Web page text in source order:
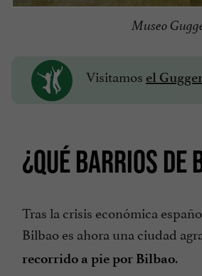
Museo
Visitamos el
¿QUÉ BARRIOS DE
Tras la crisis económica
Bilbao es ahora una ciudad
recorrido a pie por Bilbao.